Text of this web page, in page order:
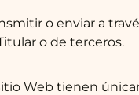
o enviar a
o de terceros.
Web tienen